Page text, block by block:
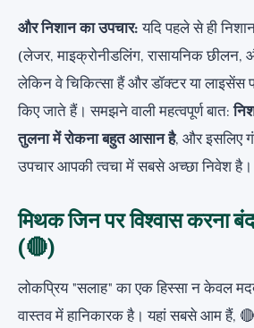
और निशान का उपचार:यदि पहले से ही
(लेजर, माइक्रोनीडलिंग, रासायनिक
लेकिन वे चिकित्सा हैं और डॉक्टर या लाइसेंस
किए जाते हैं। समझने वाली महत्वपूर्ण बात:
तुलना में रोकना बहुत आसान है, और इसलिए
उपचार आपकी त्वचा में सबसे अच्छा निवेश है।
मिथक जिन पर विश्वास करना
(🔴)
लोकप्रिय "सलाह" का एक हिस्सा न केवल
वास्तव में हानिकारक है। यहां सबसे आम हैं,